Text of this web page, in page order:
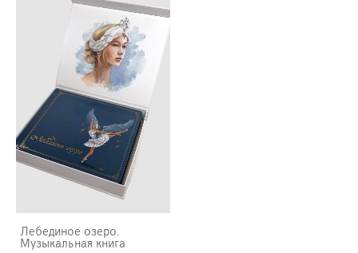
Лебединое озеро.
Музыкальная книга